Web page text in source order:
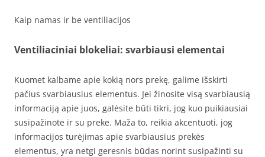
Kaip namas ir be ventiliacijos
Ventiliaciniai blokeliai: svarbiausi elementai
Kuomet kalbame apie kokią nors prekę, galime išskirti
pačius svarbiausius elementus. Jei žinosite visą svarbiausią
informaciją apie juos, galėsite būti tikri, jog kuo puikiausiai
susipažinote ir su preke. Maža to, reikia akcentuoti, jog
informacijos turėjimas apie svarbiausius prekės
elementus, yra netgi geresnis būdas norint susipažinti su